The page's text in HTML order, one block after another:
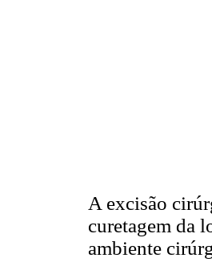
A excisão
curetagem da
ambiente